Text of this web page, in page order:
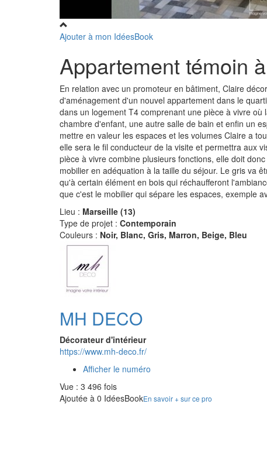
Ajouter à mon IdéesBook
Appartement témoin
En relation avec un promoteur en bâtiment, Claire
d'aménagement d'un nouvel appartement dans le
dans un logement T4 comprenant une pièce à vivre
chambre d'enfant, une autre salle de bain et enfin un
mettre en valeur les espaces et les volumes Claire a
elle sera le fil conducteur de la visite et permettra aux
pièce à vivre combine plusieurs fonctions, elle doit
mobilier en adéquation à la taille du séjour. Le gris va
qu'à certain élément en bois qui réchaufferont
que c'est le mobilier qui sépare les espaces, exemple
Lieu : Marseille (13)
Type de projet : Contemporain
Couleurs : Noir, Blanc, Gris, Marron, Beige, Bleu
MH DECO
Décorateur d'intérieur
https://www.mh-deco.fr/
Afficher le numéro
Vue : 3 496 fois
Ajoutée à 0 IdéesBookEn savoir + sur ce pro